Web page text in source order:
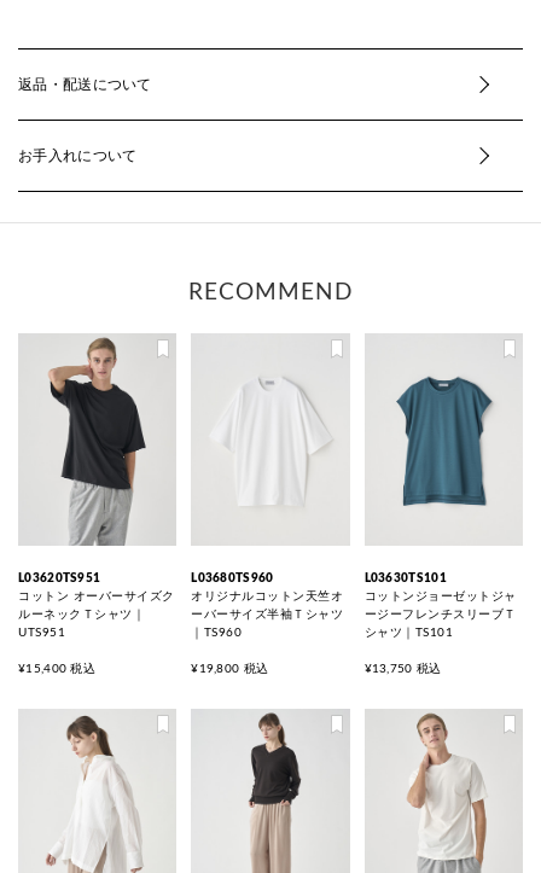
返品・配送について
お手入れについて
RECOMMEND
L03620TS951
コットン オーバーサイズク
ルーネックＴシャツ｜
UTS951
¥15,400 税込
L03680TS960
オリジナルコットン天竺オ
ーバーサイズ半袖Ｔシャツ
｜TS960
¥19,800 税込
L03630TS101
コットンジョーゼットジャ
ージーフレンチスリーブＴ
シャツ｜TS101
¥13,750 税込